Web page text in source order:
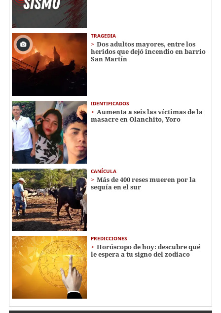
TRAGEDIA
Dos adultos mayores, entre los
heridos que dejó incendio en barrio
San Martín
IDENTIFICADOS
Aumenta a seis las víctimas de la
masacre en Olanchito, Yoro
CANÍCULA
Más de 400 reses mueren por la
sequía en el sur
PREDICCIONES
Horóscopo de hoy: descubre qué
le espera a tu signo del zodiaco